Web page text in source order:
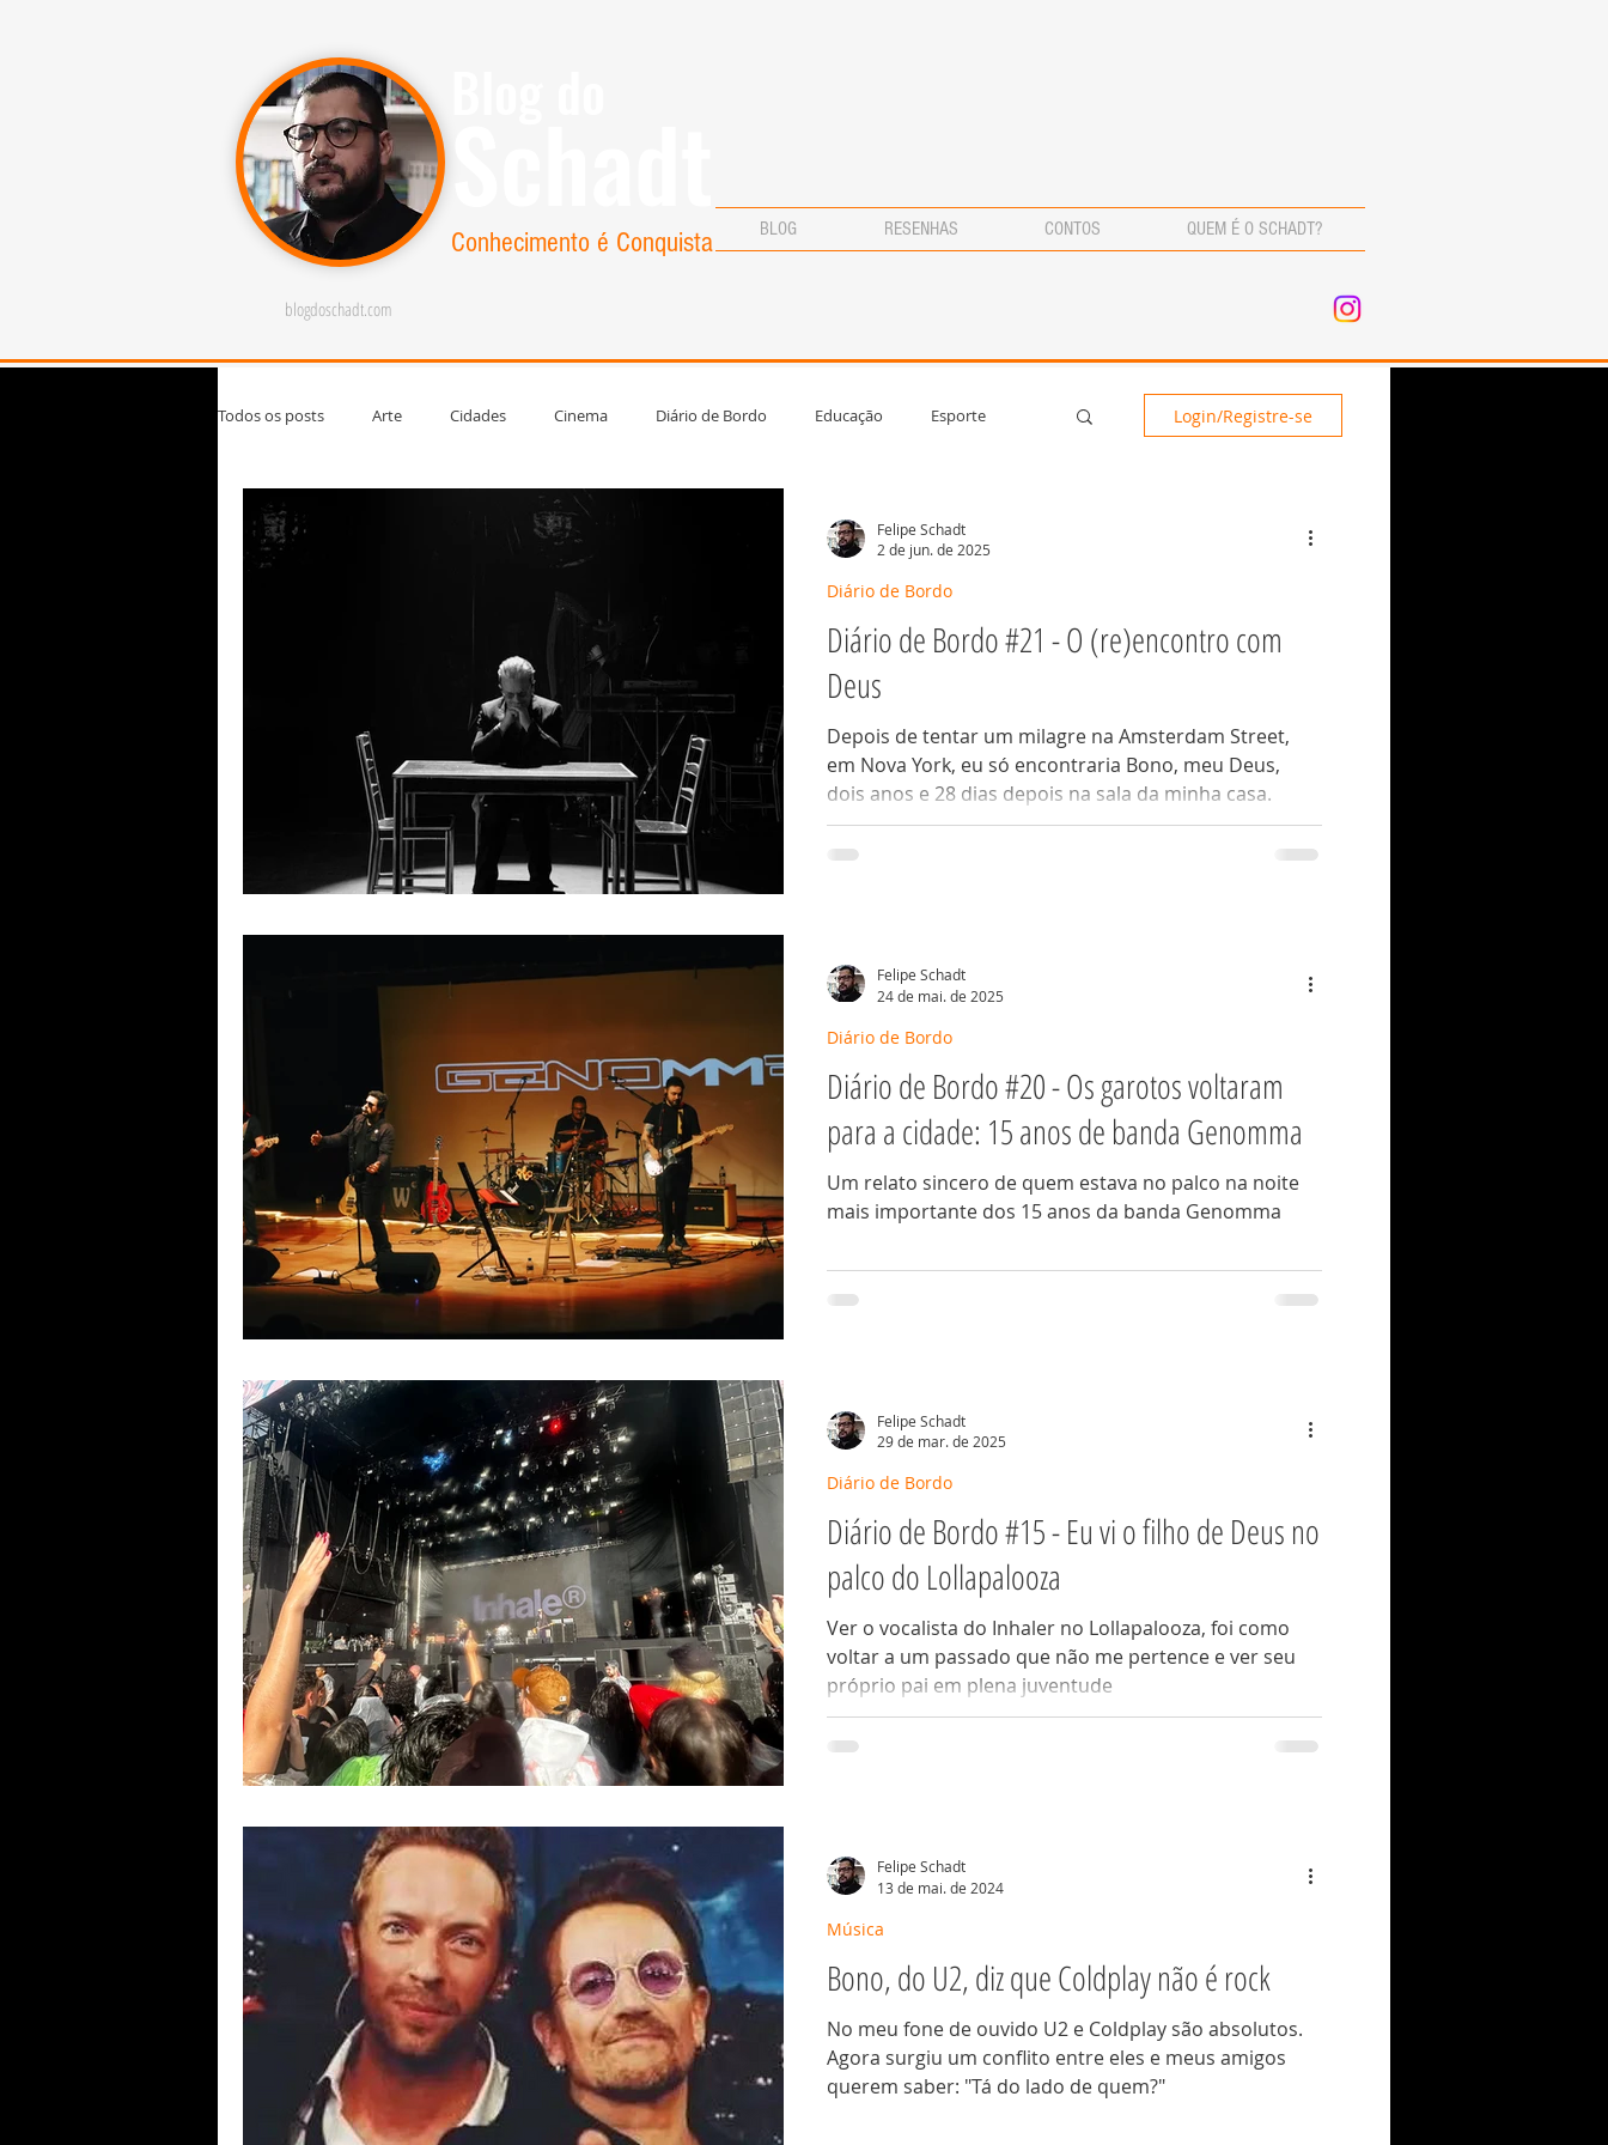
blogdoschadt.com
BLOG RESENHAS CONTOS QUEM É O SCHADT?
Conhecimento é Conquista
Todos os posts Arte Cidades Cinema Diário de Bordo Educação Esporte
Filosofia Literatura
Login/Registre-se
Diário de Bordo #21 - O (re)encontro com
Deus
Depois de tentar um milagre na Amsterdam Street,
em Nova York, eu só encontraria Bono, meu Deus,
dois anos e 28 dias depois na sala da minha casa.
Diário de Bordo
Felipe Schadt
2 de jun. de 2025
Diário de Bordo #20 - Os garotos voltaram
para a cidade: 15 anos de banda Genomma
Um relato sincero de quem estava no palco na noite
mais importante dos 15 anos da banda Genomma
Diário de Bordo
Felipe Schadt
24 de mai. de 2025
Diário de Bordo #15 - Eu vi o filho de Deus no
palco do Lollapalooza
Ver o vocalista do Inhaler no Lollapalooza, foi como
voltar a um passado que não me pertence e ver seu
próprio pai em plena juventude
Diário de Bordo
Felipe Schadt
29 de mar. de 2025
Bono, do U2, diz que Coldplay não é rock
No meu fone de ouvido U2 e Coldplay são absolutos.
Agora surgiu um conflito entre eles e meus amigos
querem saber: "Tá do lado de quem?"
Música
Felipe Schadt
13 de mai. de 2024